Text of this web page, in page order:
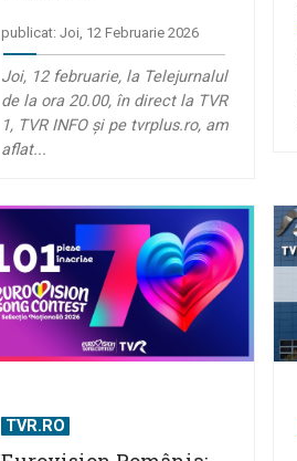
publicat: Joi, 12 Februarie 2026
Joi, 12 februarie, la Telejurnalul
de la ora 20.00, în direct la TVR
1, TVR INFO și pe tvrplus.ro, am
aflat...
TVR.RO